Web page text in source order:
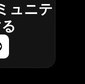
ュニテ